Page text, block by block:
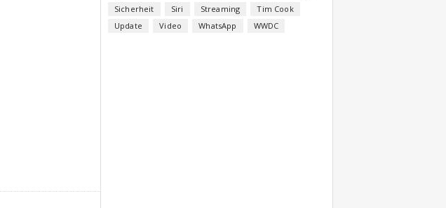
Sicherheit
Siri Streaming
Tim Cook
Update
Video WhatsApp WWDC